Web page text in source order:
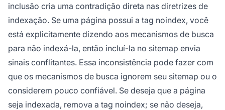
inclusão cria uma contradição direta nas diretrizes de
indexação. Se uma página possui a tag noindex, você
está explicitamente dizendo aos mecanismos de busca
para não indexá-la, então incluí-la no sitemap envia
sinais conflitantes. Essa inconsistência pode fazer com
que os mecanismos de busca ignorem seu sitemap ou o
considerem pouco confiável. Se deseja que a página
seja indexada, remova a tag noindex; se não deseja,